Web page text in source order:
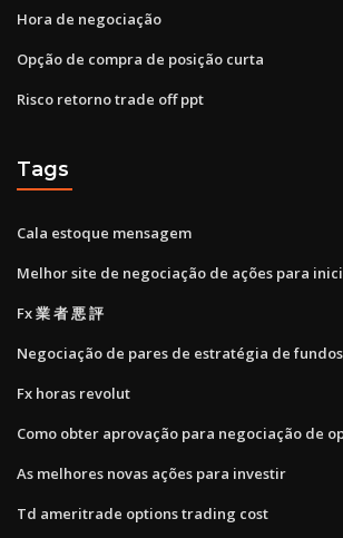
Hora de negociação
Opção de compra de posição curta
Risco retorno trade off ppt
Tags
Cala estoque mensagem
Melhor site de negociação de ações para
Fx 業 者 悪 評
Negociação de pares de estratégia de
Fx horas revolut
Como obter aprovação para negociação de
As melhores novas ações para investir
Td ameritrade options trading cost